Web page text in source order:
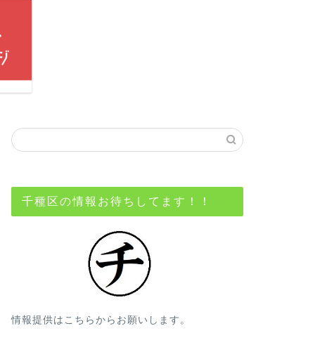
千種区の情報お待ちしてます！！
情報提供はこちらからお願いします。